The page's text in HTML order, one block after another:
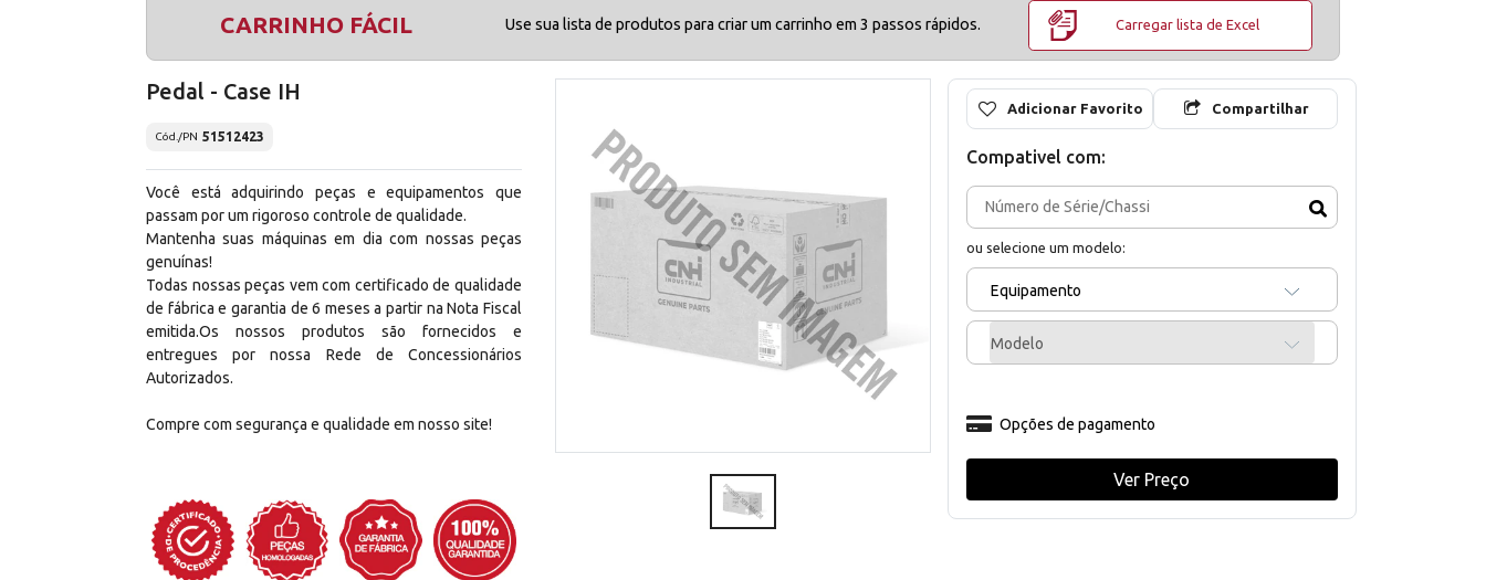
CARRINHO FÁCIL Use sua lista de produtos para criar um carrinho em 3 passos rápidos. Carregar lista de Excel
Pedal - Case IH
Cód./PN 51512423
Você está adquirindo peças e equipamentos que
passam por um rigoroso controle de qualidade.
Mantenha suas máquinas em dia com nossas peças
genuínas!
Todas nossas peças vem com certificado de qualidade
de fábrica e garantia de 6 meses a partir na Nota Fiscal
emitida.Os nossos produtos são fornecidos e
entregues por nossa Rede de Concessionários
Autorizados.
Compre com segurança e qualidade em nosso site!
Adicionar Favorito Compartilhar
Compativel com:
ou selecione um modelo:
Equipamento
Modelo
Opções de pagamento
Ver Preço